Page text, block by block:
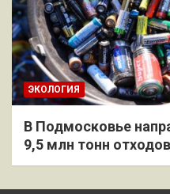
ЭКОЛОГИЯ
В Подмосковье
9,5 млн тонн